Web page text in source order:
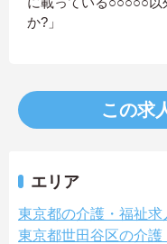
か?」
この求
エリア
東京都の介護・福祉求
東京都世田谷区の介護